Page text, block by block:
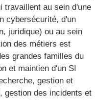
travaillent au sein d'une
cybersécurité, d'un
juridique) ou au sein
des métiers est
grandes familles du
et maintien d'un SI
gestion et
gestion des incidents et